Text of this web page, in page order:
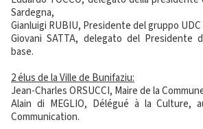
Sardegna,
Gianluigi RUBIU, Presidente del gruppo UDC
Giovani SATTA, delegato del Presidente
base.
2 élus de la Ville de Bunifaziu:
Jean-Charles ORSUCCI, Maire de la
Alain di MEGLIO, Délégué à la Culture,
Communication.